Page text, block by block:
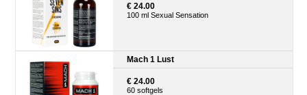
€ 24.00
100 ml Sexual Sensation
Mach 1 Lust
€ 24.00
60 softgels